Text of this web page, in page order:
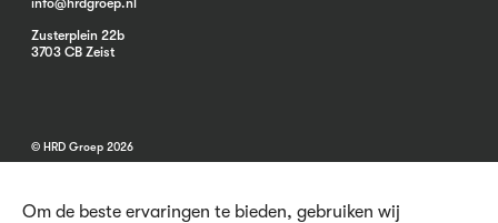
Om de beste ervaringen te bieden, gebruiken wij
Zusterplein 22b
3703 CB Zeist
© HRD Groep 2026